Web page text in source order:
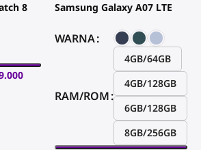
8
Samsung Galaxy A07 LTE
WARNA
RAM/ROM
4GB/64GB
4GB/128GB
6GB/128GB
8GB/256GB